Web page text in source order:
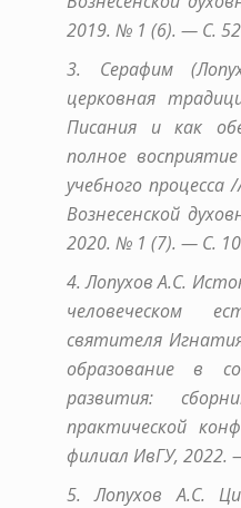
2019. № 1 (6). — С.
3. Серафим
церковная
Писания и как
полное
учебного
Вознесенской
2020. № 1 (7). — С.
4. Лопухов А.С.
человеческом
святителя
образование в
развития:
практической
филиал ИвГУ, 2022.
5. Лопухов А.С.